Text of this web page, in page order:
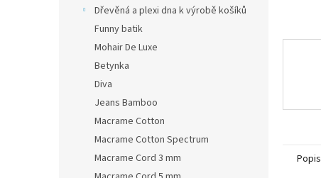
Dřevěná a plexi dna k výrobě košíků
Funny batik
Mohair De Luxe
Betynka
Diva
Jeans Bamboo
Macrame Cotton
Macrame Cotton Spectrum
Macrame Cord 3 mm
Popis